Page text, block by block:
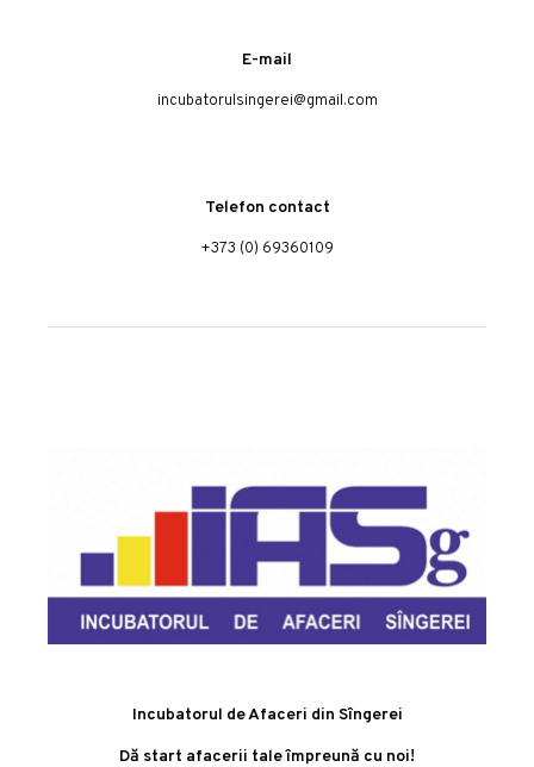
E-mail
incubatorulsingerei@gmail.com
Telefon contact
+373 (0) 69360109
Incubatorul de Afaceri din Sîngerei
Dă start afacerii tale împreună cu noi!